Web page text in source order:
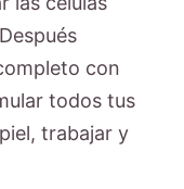
con
todos tus
trabajar y